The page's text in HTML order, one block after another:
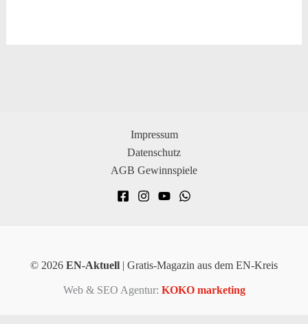
Impressum
Datenschutz
AGB Gewinnspiele
© 2026 EN-Aktuell | Gratis-Magazin aus dem EN-Kreis
Web & SEO Agentur: KOKO marketing